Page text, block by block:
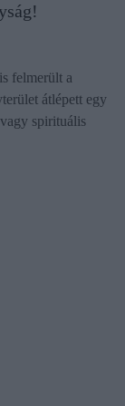
felmerült a
átlépett egy
spirituális